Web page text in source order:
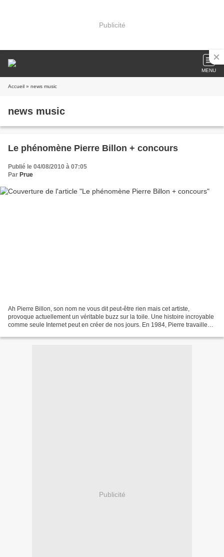
Publicité
MENU
Accueil » news music
news music
Le phénomène Pierre Billon + concours
Publié le 04/08/2010 à 07:05
Par Prue
Ah Pierre Billon, son nom ne vous dit peut-être rien mais cet artiste,
provoque actuellement un véritable buzz sur la toile. Une histoire incroyable
comme seule Internet peut en créer de nos jours. En 1984, Pierre travaille
Publicité